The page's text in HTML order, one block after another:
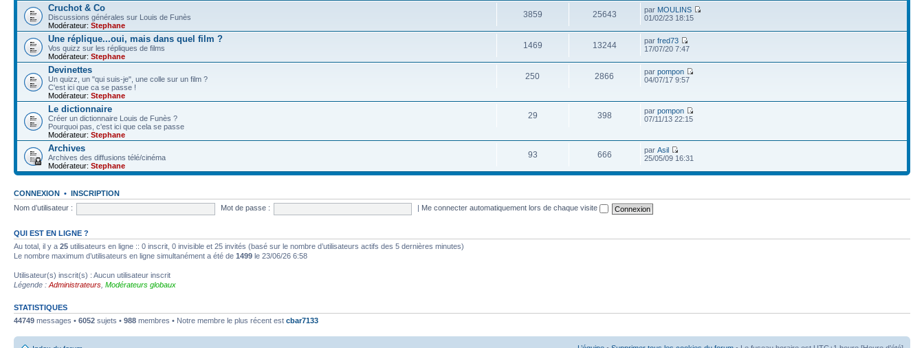
Cruchot & Co
Discussions générales sur Louis de Funès
Modérateur: Stephane
3859 25643 par MOULINS
01/02/23 18:15
Une réplique...oui, mais dans quel film ?
Vos quizz sur les répliques de films
Modérateur: Stephane
1469 13244 parfred73
17/07/20 7:47
Devinettes
Un quizz, un "qui suis-je", une colle sur un film ?
C'est ici que ca se passe !
Modérateur: Stephane
250 2866 parpompon
04/07/17 9:57
Le dictionnaire
Créer un dictionnaire Louis de Funès ?
Pourquoi pas, c'est ici que cela se passe
Modérateur: Stephane
29 398 parpompon
07/11/13 22:15
Archives
Archives des diffusions télé/cinéma
Modérateur: Stephane
93 666 parAsil
25/05/09 16:31
CONNEXION • INSCRIPTION
Nom d’utilisateur :
Mot de passe : Me connecter automatiquement lors de chaque visite
QUI EST EN LIGNE ?
Au total, il y a 25 utilisateurs en ligne :: 0 inscrit, 0 invisible et 25 invités (basé sur le nombre d’utilisateurs actifs des 5 dernières minutes)
Le nombre maximum d’utilisateurs en ligne simultanément a été de 1499 le 23/06/26 6:58
Utilisateur(s) inscrit(s) : Aucun utilisateur inscrit
Légende : Administrateurs Modérateurs globaux
STATISTIQUES
44749 messages • 6052 sujets • 988 membres • Notre membre le plus récent est cbar7133